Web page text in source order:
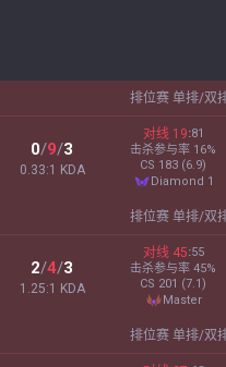
排位赛 单排/双
0/9/3
0.33:1 KDA
对线 19:81
击杀参与率 16%
CS 183 (6.9)
diamond 1
排位赛 单排/双
2/4/3
1.25:1 KDA
对线 45:55
击杀参与率 45%
CS 201 (7.1)
master
排位赛 单排/双